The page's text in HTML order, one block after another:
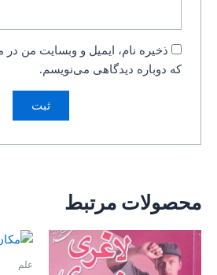
ذخیره نام، ایمیل و وبسایت من در
که دوباره دیدگاهی می‌نویسم.
محصولات مرتبط
علم